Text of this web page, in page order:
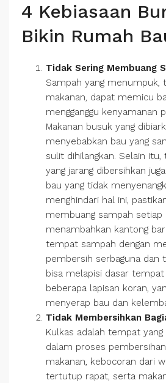
4 Kebiasaan
Bikin Rumah
Tidak Sering Membuang
Sampah yang menumpuk,
makanan, dapat memicu
mengganggu kenyamanan
Makanan busuk yang
menyebabkan bau yang
sulit dihilangkan. Selain
yang jarang dibersihkan
bau yang tidak
menghindari hal ini,
membuang sampah setiap
menambahkan kantong
tempat sampah dengan
pembersih serbaguna dan
bisa melapisi dasar
beberapa lapisan koran,
menyerap bau dan
Tidak Membersihkan
Kulkas adalah tempat
dalam proses
makanan, kebocoran dari
tertutup rapat, serta